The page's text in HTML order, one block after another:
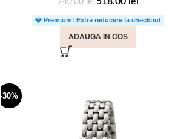
💎 Premium: Extra reducere la checkout
ADAUGA IN COS
-30%